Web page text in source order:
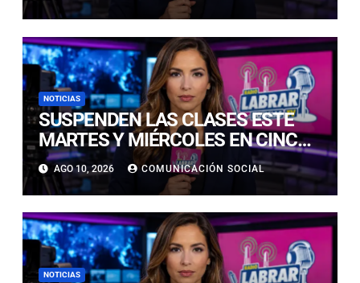
NOTICIAS
SUSPENDEN LAS CLASES ESTE
MARTES Y MIÉRCOLES EN CINCO
COMUNAS DE LAS PROVINCIAS
DE COPIAPÓ Y CHAÑARAL
AGO 10, 2026 COMUNICACIÓN SOCIAL
NOTICIAS